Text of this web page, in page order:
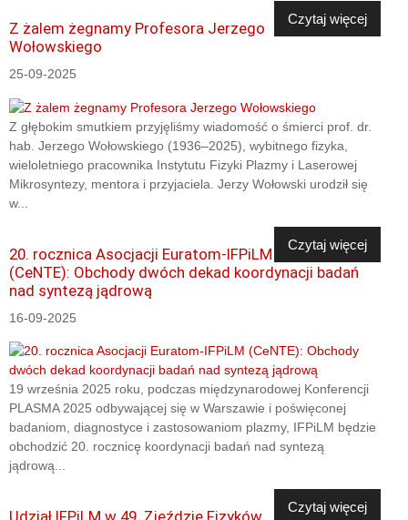
Czytaj więcej
Z żalem żegnamy Profesora Jerzego
Wołowskiego
25-09-2025
Z głębokim smutkiem przyjęliśmy wiadomość o śmierci prof. dr.
hab. Jerzego Wołowskiego (1936–2025), wybitnego fizyka,
wieloletniego pracownika Instytutu Fizyki Plazmy i Laserowej
Mikrosyntezy, mentora i przyjaciela. Jerzy Wołowski urodził się
w...
Czytaj więcej
20. rocznica Asocjacji Euratom-IFPiLM
(CeNTE): Obchody dwóch dekad koordynacji badań
nad syntezą jądrową
16-09-2025
19 września 2025 roku, podczas międzynarodowej Konferencji
PLASMA 2025 odbywającej się w Warszawie i poświęconej
badaniom, diagnostyce i zastosowaniom plazmy, IFPiLM będzie
obchodzić 20. rocznicę koordynacji badań nad syntezą
jądrową...
Czytaj więcej
Udział IFPiLM w 49. Zjeździe Fizyków